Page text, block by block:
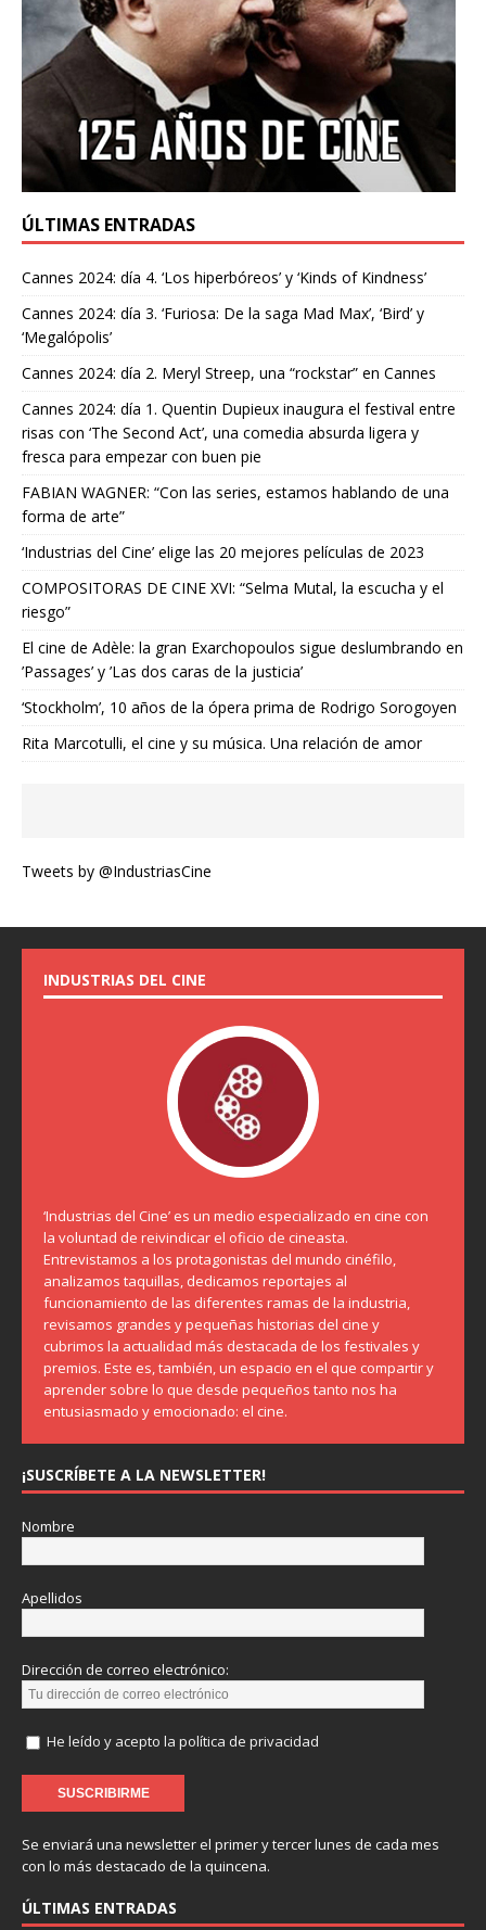
ÚLTIMAS ENTRADAS
Cannes 2024: día 4. ‘Los hiperbóreos’ y ‘Kinds of Kindness’
Cannes 2024: día 3. ‘Furiosa: De la saga Mad Max’, ‘Bird’ y
‘Megalópolis’
Cannes 2024: día 2. Meryl Streep, una “rockstar” en Cannes
Cannes 2024: día 1. Quentin Dupieux inaugura el festival entre
risas con ‘The Second Act’, una comedia absurda ligera y
fresca para empezar con buen pie
FABIAN WAGNER: “Con las series, estamos hablando de una
forma de arte”
‘Industrias del Cine’ elige las 20 mejores películas de 2023
COMPOSITORAS DE CINE XVI: “Selma Mutal, la escucha y el
riesgo”
El cine de Adèle: la gran Exarchopoulos sigue deslumbrando en
’Passages’ y ’Las dos caras de la justicia’
‘Stockholm’, 10 años de la ópera prima de Rodrigo Sorogoyen
Rita Marcotulli, el cine y su música. Una relación de amor
Tweets by @IndustriasCine
INDUSTRIAS DEL CINE
‘Industrias del Cine’ es un medio especializado en cine con
la voluntad de reivindicar el oficio de cineasta.
Entrevistamos a los protagonistas del mundo cinéfilo,
analizamos taquillas, dedicamos reportajes al
funcionamiento de las diferentes ramas de la industria,
revisamos grandes y pequeñas historias del cine y
cubrimos la actualidad más destacada de los festivales y
premios. Este es, también, un espacio en el que compartir y
aprender sobre lo que desde pequeños tanto nos ha
entusiasmado y emocionado: el cine.
¡SUSCRÍBETE A LA NEWSLETTER!
Nombre
Apellidos
Dirección de correo electrónico:
He leído y acepto la política de privacidad
Se enviará una newsletter el primer y tercer lunes de cada mes
con lo más destacado de la quincena.
ÚLTIMAS ENTRADAS